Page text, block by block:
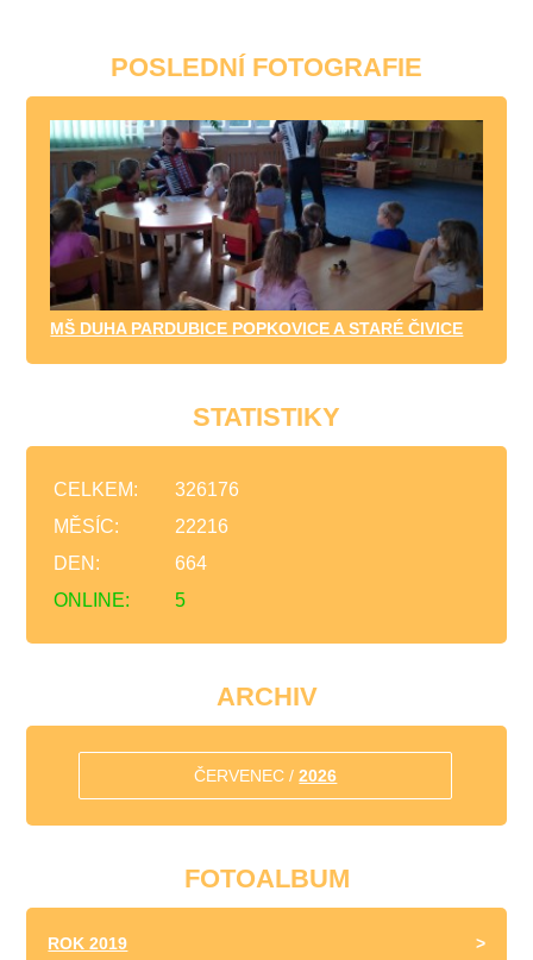
POSLEDNÍ FOTOGRAFIE
MŠ DUHA PARDUBICE POPKOVICE A STARÉ ČIVICE
STATISTIKY
ONLINE: 5
CELKEM:
326176
MĚSÍC:
22216
DEN:
664
ARCHIV
ČERVENEC /2026
FOTOALBUM
ROK 2019